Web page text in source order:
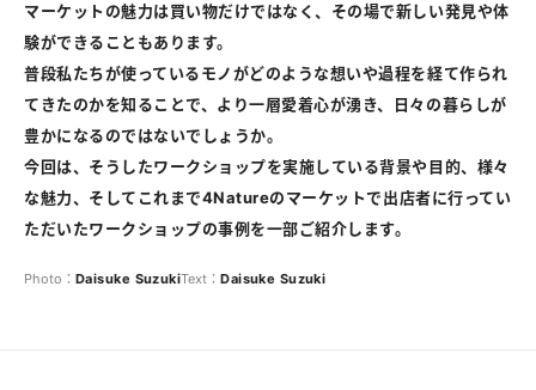
マーケットの魅力は買い物だけではなく、その場で新しい発見や体
験ができることもあります。
普段私たちが使っているモノがどのような想いや過程を経て作られ
てきたのかを知ることで、より一層愛着心が湧き、日々の暮らしが
豊かになるのではないでしょうか。
今回は、そうしたワークショップを実施している背景や目的、様々
な魅力、そしてこれまで4Natureのマーケットで出店者に行ってい
ただいたワークショップの事例を一部ご紹介します。
Photo： Daisuke SuzukiText：Daisuke Suzuki